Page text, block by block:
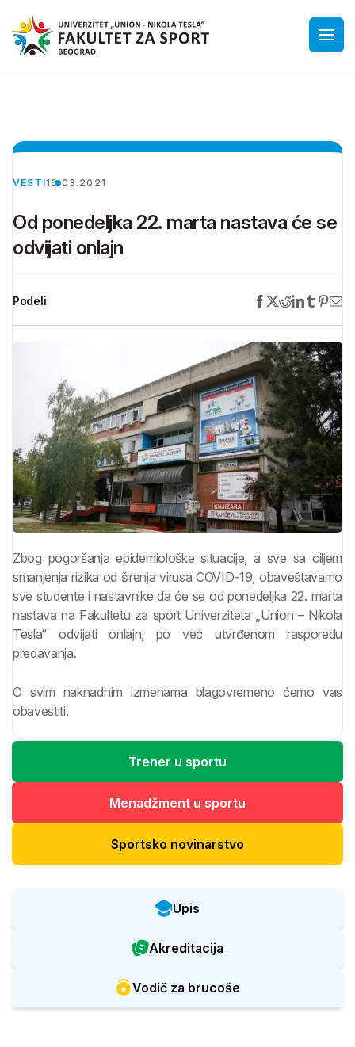
VESTI16.03.2021
Od ponedeljka 22. marta nastava će se
odvijati onlajn
Podeli
Zbog pogoršanja epidemiološke situacije, a sve sa ciljem
smanjenja rizika od širenja virusa COVID-19, obaveštavamo
sve studente i nastavnike da će se od ponedeljka 22. marta
nastava na Fakultetu za sport Univerziteta „Union – Nikola
Tesla“ odvijati onlajn, po već utvrđenom rasporedu
predavanja.
O svim naknadnim izmenama blagovremeno ćemo vas
obavestiti.
Trener u sportu
Menadžment u sportu
Sportsko novinarstvo
Upis
Akreditacija
Vodič za brucoše